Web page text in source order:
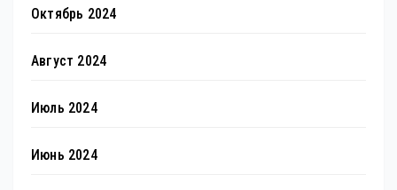
Октябрь 2024
Август 2024
Июль 2024
Июнь 2024